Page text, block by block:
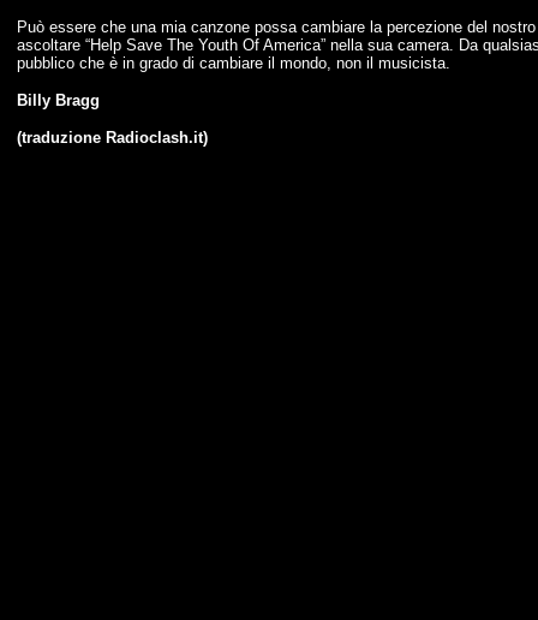
Può essere che una mia canzone possa cambiare la percezione del
ascoltare “Help Save The Youth Of America” nella sua camera. Da
pubblico che è in grado di cambiare il mondo, non il musicista.
Billy Bragg
(traduzione Radioclash.it)